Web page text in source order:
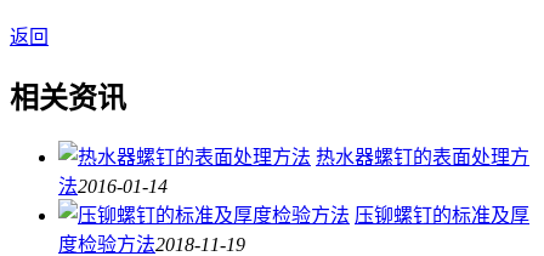
返回
相关资讯
热水器螺钉的表面处理方
法2016-01-14
压铆螺钉的标准及厚
度检验方法2018-11-19